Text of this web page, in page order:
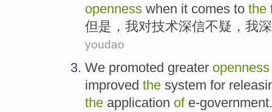
openness when it comes to the
但是 ， 我对技术深信不疑 ，我
youdao
We promoted greater openness
improved the system for
the application of e-government.